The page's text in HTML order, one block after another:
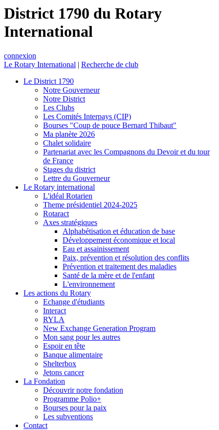
District 1790 du Rotary
International
connexion
Le Rotary International | Recherche de club
Le District 1790
Notre Gouverneur
Notre District
Les Clubs
Les Comités Interpays (CIP)
Bourses "Coup de pouce Bernard Thibaut"
Ma planète 2026
Chalet solidaire
Partenariat avec les Compagnons du Devoir et du tour
de France
Stages du district
Lettre du Gouverneur
Le Rotary international
L'idéal Rotarien
Theme présidentiel 2024-2025
Rotaract
Axes stratégiques
Alphabétisation et éducation de base
Développement économique et local
Eau et assainissement
Paix, prévention et résolution des conflits
Prévention et traitement des maladies
Santé de la mère et de l'enfant
L'environnement
Les actions du Rotary
Echange d'étudiants
Interact
RYLA
New Exchange Generation Program
Mon sang pour les autres
Espoir en tête
Banque alimentaire
Shelterbox
Jetons cancer
La Fondation
Découvrir notre fondation
Programme Polio+
Bourses pour la paix
Les subventions
Contact